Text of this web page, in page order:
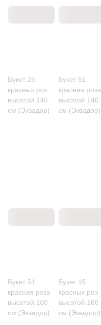
Букет 25
красных роз
высотой 140
см (Эквадор)
Букет 51
красная роза
высотой 140
см (Эквадор)
Букет 51
красная роза
высотой 160
см (Эквадор)
Букет 15
красных роз
высотой 160
см (Эквадор)